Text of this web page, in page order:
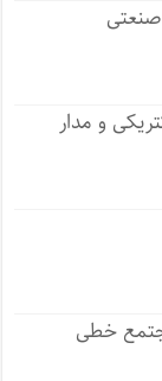
صنعتی
و مدار
خطی